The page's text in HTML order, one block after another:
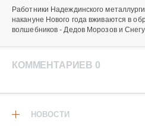
Работники Надеждинского
накануне Нового года вживаются в
волшебников - Дедов Морозов и
КОММЕНТАРИЕВ 0
НОВОСТИ